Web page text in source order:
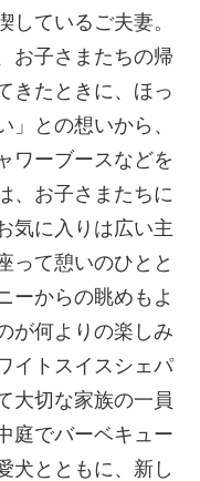
しているご夫妻。
お子さまたちの帰
きたときに、ほっ
」との想いから、
ワーブースなどを
、お子さまたちに
気に入りは広い主
って憩いのひとと
ーからの眺めもよ
が何よりの楽しみ
イトスイスシェパ
大切な家族の一員
庭でバーベキュー
犬とともに、新し